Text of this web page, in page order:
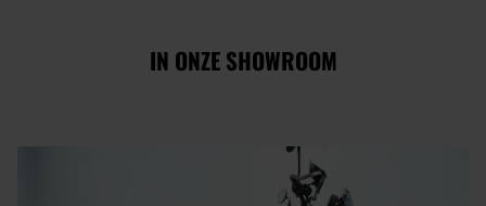
IN ONZE SHOWROOM